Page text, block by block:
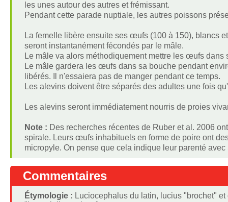
les unes autour des autres et frémissant.
Pendant cette parade nuptiale, les autres poissons
La femelle libère ensuite ses œufs (100 à 150), blancs
seront instantanément fécondés par le mâle.
Le mâle va alors méthodiquement mettre les œufs
Le mâle gardera les œufs dans sa bouche pendant
libérés. Il n'essaiera pas de manger pendant ce temps.
Les alevins doivent être séparés des adultes une fois
Les alevins seront immédiatement nourris de proies
Note : Des recherches récentes de Ruber et al. 2006
spirale. Leurs œufs inhabituels en forme de poire ont
micropyle. On pense que cela indique leur parenté
Commentaires
Étymologie : Luciocephalus du latin, lucius "brochet"